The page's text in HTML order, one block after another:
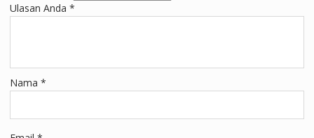
Ulasan Anda *
Nama *